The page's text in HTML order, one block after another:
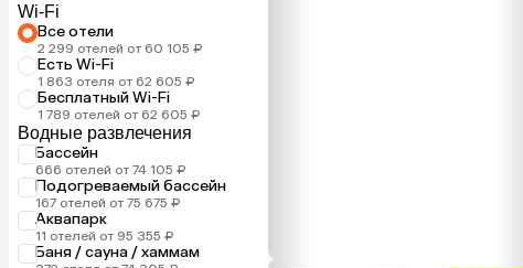
Wi-Fi
Все отели
2 299 отелей от 60 105 ₽
Есть Wi-Fi
1 863 отеля от 62 605 ₽
Бесплатный Wi-Fi
1 789 отелей от 62 605 ₽
Водные развлечения
Бассейн
666 отелей от 74 105 ₽
Подогреваемый бассейн
167 отелей от 75 675 ₽
Аквапарк
11 отелей от 95 355 ₽
Баня / сауна / хаммам